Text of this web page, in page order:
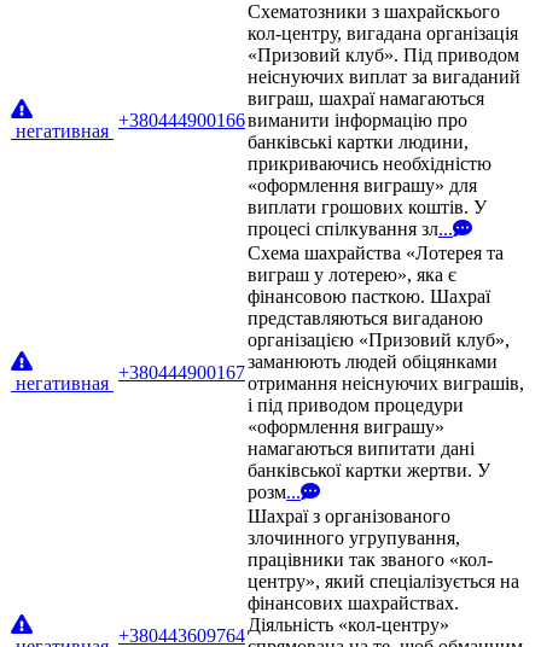
негативная
+380444900166
Схематозники з шахрайскього
кол-центру, вигадана організація
«Призовий клуб». Під приводом
неіснуючих виплат за вигаданий
виграш, шахраї намагаються
виманити інформацію про
банківські картки людини,
прикриваючись необхідністю
«оформлення виграшу» для
виплати грошових коштів. У
процесі спілкування зл...
негативная
+380444900167
Схема шахрайства «Лотерея та
виграш у лотерею», яка є
фінансовою пасткою. Шахраї
представляються вигаданою
організацією «Призовий клуб»,
заманюють людей обіцянками
отримання неіснуючих виграшів,
і під приводом процедури
«оформлення виграшу»
намагаються випитати дані
банківської картки жертви. У
розм...
+380443609764
Шахраї з організованого
злочинного угрупування,
працівники так званого «кол-
центру», який спеціалізується на
фінансових шахрайствах.
Діяльність «кол-центру»